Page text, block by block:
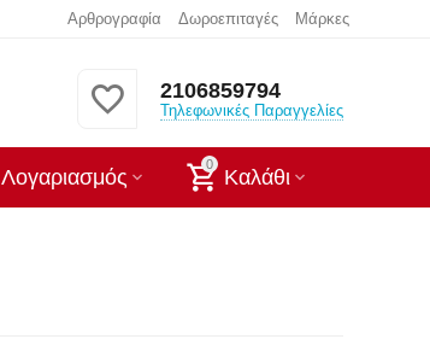
Αρθρογραφία Δωροεπιταγές Μάρκες
2106859794
Τηλεφωνικές Παραγγελίες
0
Καλάθι
Λογαριασμός